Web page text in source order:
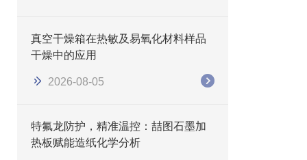
真空干燥箱在热敏及易氧化材料样品
干燥中的应用
2026-08-05
特氟龙防护，精准温控：喆图石墨加
热板赋能造纸化学分析